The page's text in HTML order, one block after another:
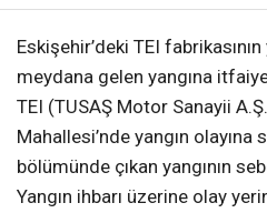
Eskişehir’deki TEI
meydana gelen yangına
TEI (TUSAŞ Motor Sanayii
Mahallesi’nde yangın olayına
bölümünde çıkan yangının
Yangın ihbarı üzerine olay